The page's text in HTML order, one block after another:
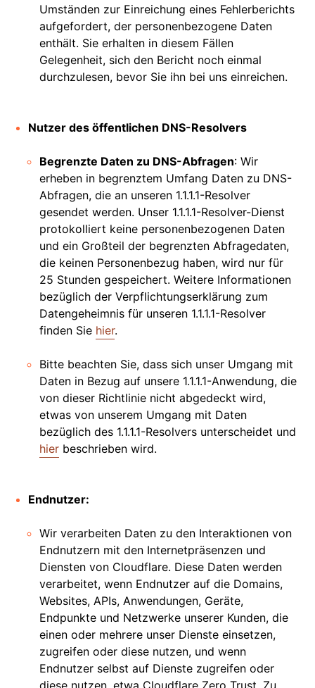
Umständen zur Einreichung eines Fehlerberichts
aufgefordert, der personenbezogene Daten
enthält. Sie erhalten in diesem Fällen
Gelegenheit, sich den Bericht noch einmal
durchzulesen, bevor Sie ihn bei uns einreichen.
Nutzer des öffentlichen DNS-Resolvers
Begrenzte Daten zu DNS-Abfragen: Wir
erheben in begrenztem Umfang Daten zu DNS-
Abfragen, die an unseren 1.1.1.1-Resolver
gesendet werden. Unser 1.1.1.1-Resolver-Dienst
protokolliert keine personenbezogenen Daten
und ein Großteil der begrenzten Abfragedaten,
die keinen Personenbezug haben, wird nur für
25 Stunden gespeichert. Weitere Informationen
bezüglich der Verpflichtungserklärung zum
Datengeheimnis für unseren 1.1.1.1-Resolver
finden Sie hier.
Bitte beachten Sie, dass sich unser Umgang mit
Daten in Bezug auf unsere 1.1.1.1-Anwendung, die
von dieser Richtlinie nicht abgedeckt wird,
etwas von unserem Umgang mit Daten
bezüglich des 1.1.1.1-Resolvers unterscheidet und
hier beschrieben wird.
Endnutzer:
Wir verarbeiten Daten zu den Interaktionen von
Endnutzern mit den Internetpräsenzen und
Diensten von Cloudflare. Diese Daten werden
verarbeitet, wenn Endnutzer auf die Domains,
Websites, APIs, Anwendungen, Geräte,
Endpunkte und Netzwerke unserer Kunden, die
einen oder mehrere unser Dienste einsetzen,
zugreifen oder diese nutzen, und wenn
Endnutzer selbst auf Dienste zugreifen oder
diese nutzen, etwa Cloudflare Zero Trust. Zu